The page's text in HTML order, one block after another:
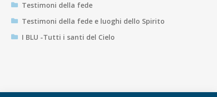
Testimoni della fede
Testimoni della fede e luoghi dello Spirito
I BLU -Tutti i santi del Cielo